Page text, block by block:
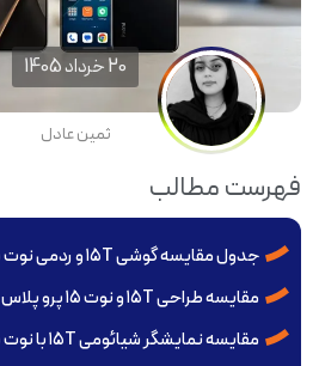
20 خرداد 1405
ثمین عادل
فهرست مطالب
جدول مقایسه گوشی ۱۵T و ردمی نوت ۱۵ پرو پلاس
مقایسه طراحی ۱۵T و نوت ۱۵ پرو پلاس
مقایسه نمایشگر شیائومی ۱۵T با نوت ۱۵ پرو پلاس